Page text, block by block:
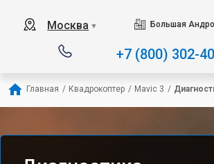
Москва ▼ Большая
+7 (800) 302-
Главная / Квадрокоптер / Mavic 3 /